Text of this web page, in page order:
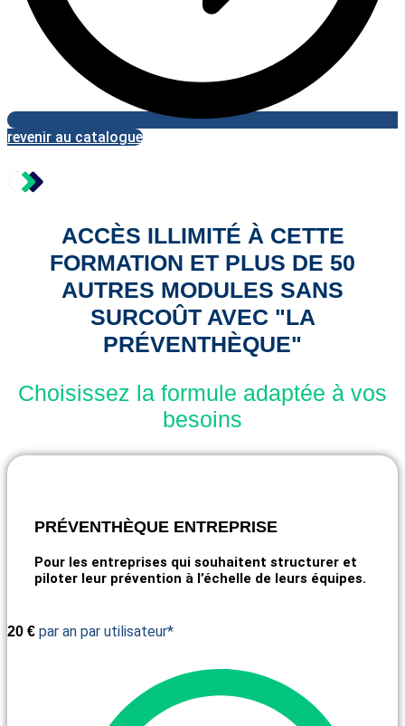
revenir au catalogue
ACCÈS ILLIMITÉ À CETTE
FORMATION ET PLUS DE 50
AUTRES MODULES SANS
SURCOÛT AVEC "LA
PRÉVENTHÈQUE"
Choisissez la formule adaptée à vos
besoins
PRÉVENTHÈQUE ENTREPRISE
Pour les entreprises qui souhaitent structurer et
piloter leur prévention à l’échelle de leurs équipes.
20 € par an par utilisateur*